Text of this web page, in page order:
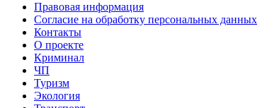
Правовая информация
Согласие на обработку персональных данных
Контакты
О проекте
Криминал
ЧП
Туризм
Экология